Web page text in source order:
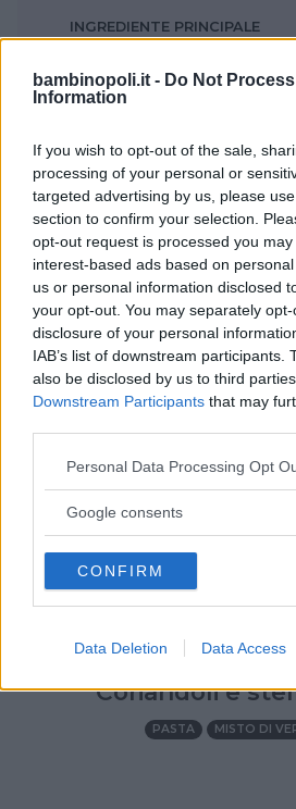
bambinopoli.it - Do Not
Information
If you wish to opt-out of the sale,
processing of your personal or
targeted advertising by us, please
section to confirm your selection.
opt-out request is processed you
interest-based ads based on
us or personal information disclosed
your opt-out. You may separately
disclosure of your personal
IAB’s list of downstream participants.
also be disclosed by us to third
Downstream Participants that may
Please note that this website/app
not limited to your visit or usage
use your data for below specified
consent section.
Personal Data Processing Opt
Google consents
CONFIRM
Data Deletion Data Access
INGREDIENTE PRINCIPALE
Seleziona...
DIVERTIRSI CON I BAMBINI •
Coriandoli e
PASTA MISTO DI